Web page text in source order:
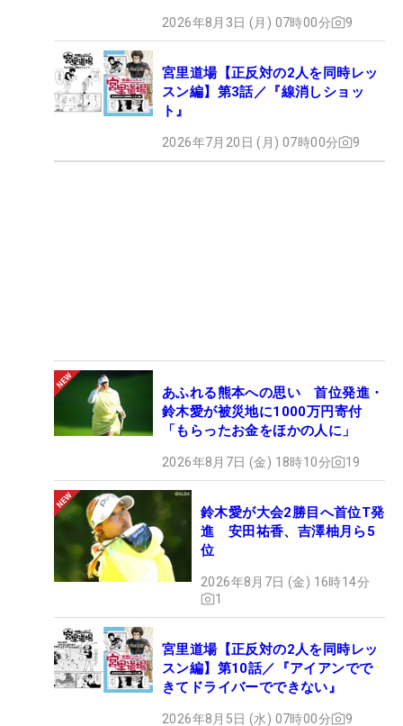
2026年8月3日 (月) 07時00分 9
宮里道場【正反対の2人を同時レッ
スン編】第3話／『線消しショッ
ト』
2026年7月20日 (月) 07時00分 9
あふれる熊本への思い 首位発進・
鈴木愛が被災地に1000万円寄付
「もらったお金をほかの人に」
2026年8月7日 (金) 18時10分 19
鈴木愛が大会2勝目へ首位T発
進 安田祐香、吉澤柚月ら5
位
2026年8月7日 (金) 16時14分
1
宮里道場【正反対の2人を同時レッ
スン編】第10話／『アイアンでで
きてドライバーでできない』
2026年8月5日 (水) 07時00分 9